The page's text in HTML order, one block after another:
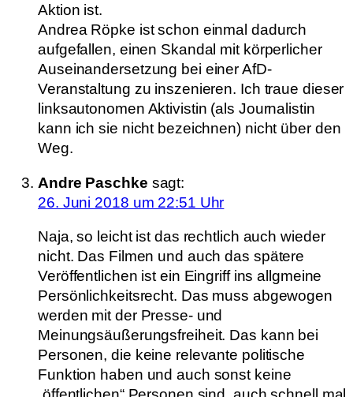
Aktion ist.
Andrea Röpke ist schon einmal dadurch
aufgefallen, einen Skandal mit körperlicher
Auseinandersetzung bei einer AfD-
Veranstaltung zu inszenieren. Ich traue dieser
linksautonomen Aktivistin (als Journalistin
kann ich sie nicht bezeichnen) nicht über den
Weg.
Andre Paschke sagt:
26. Juni 2018 um 22:51 Uhr
Naja, so leicht ist das rechtlich auch wieder
nicht. Das Filmen und auch das spätere
Veröffentlichen ist ein Eingriff ins allgmeine
Persönlichkeitsrecht. Das muss abgewogen
werden mit der Presse- und
Meinungsäußerungsfreiheit. Das kann bei
Personen, die keine relevante politische
Funktion haben und auch sonst keine